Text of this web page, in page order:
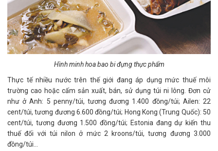
Hình minh hoa bao bi đựng thực phẩm
Thực tế nhiều nước trên thế giới đang áp dụng mức thuế môi
trường cao hoặc cấm sản xuất, bán, sử dụng túi ni lông. Đơn cử
như ở Anh: 5 penny/túi, tương đương 1.400 đồng/túi; Ailen: 22
cent/túi, tương đương 6.600 đồng/túi; Hong Kong (Trung Quốc): 50
cent/túi, tương đương 1.500 đồng/túi; Estonia đang dự kiến thu
thuế đối với túi nilon ở mức 2 kroons/túi, tương đương 3.000
đồng/túi...